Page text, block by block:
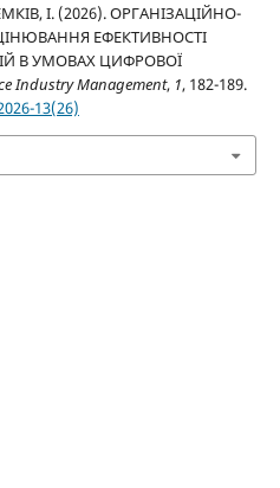
І. (2026). ОРГАНІЗАЦІЙНО-
ЕФЕКТИВНОСТІ
В УМОВАХ ЦИФРОВОЇ
Industry Management, 1, 182-189.
13(26)